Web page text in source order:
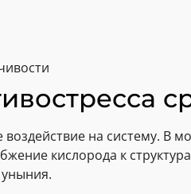
на систему. В
кислорода к